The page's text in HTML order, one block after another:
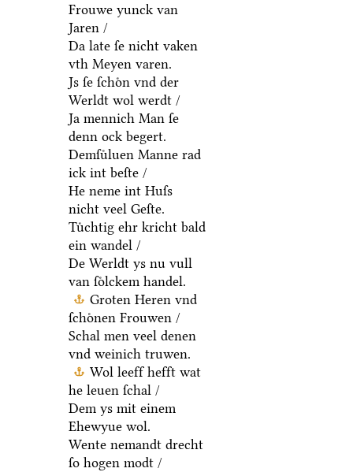
Frouwe yunck van
Jaren /
Da late ſe nicht vaken
vth Meyen varen.
Js ſe ſchoͤn vnd der
Werldt wol werdt /
Ja mennich Man ſe
denn ock begert.
Demſuͤluen Manne rad
ick int beſte /
He neme int Huſs
nicht veel Geſte.
Tuͤchtig ehr kricht bald
ein wandel /
De Werldt ys nu vull
van ſoͤlckem handel.
Groten Heren vnd
ſchoͤnen Frouwen /
Schal men veel denen
vnd weinich truwen.
Wol leeff hefft wat
he leuen ſchal /
Dem ys mit einem
Ehewyue wol.
Wente nemandt drecht
ſo hogen modt /